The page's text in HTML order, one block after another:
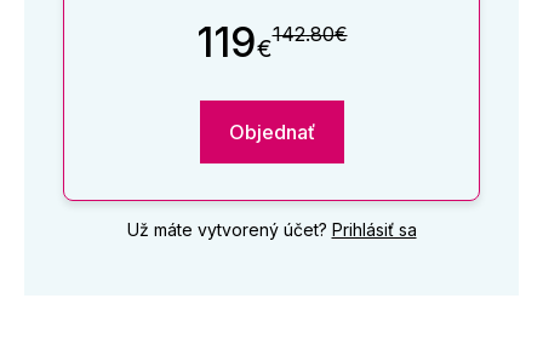
119€142.80€
Objednať
Už máte vytvorený účet? Prihlásiť sa